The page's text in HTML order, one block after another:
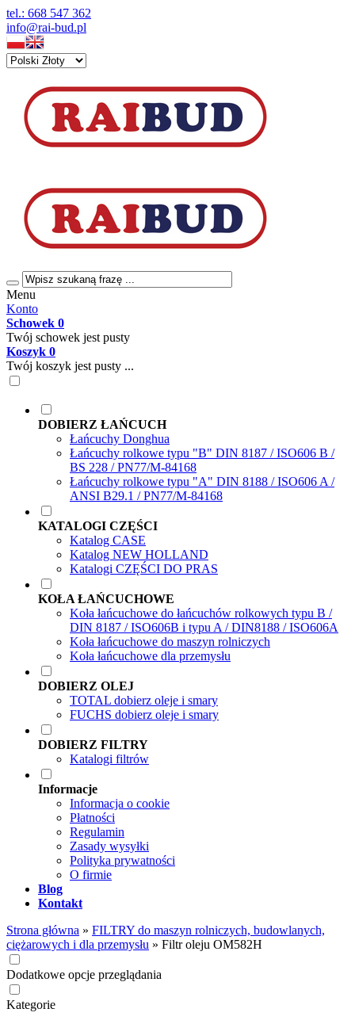
tel.: 668 547 362
info@rai-bud.pl
Menu
Konto
Schowek 0
Twój schowek jest pusty
Koszyk 0
Twój koszyk jest pusty ...
DOBIERZ ŁAŃCUCH
Łańcuchy Donghua
Łańcuchy rolkowe typu "B" DIN 8187 / ISO606 B /
BS 228 / PN77/M-84168
Łańcuchy rolkowe typu "A" DIN 8188 / ISO606 A /
ANSI B29.1 / PN77/M-84168
KATALOGI CZĘŚCI
Katalog CASE
Katalog NEW HOLLAND
Katalogi CZĘŚCI DO PRAS
KOŁA ŁAŃCUCHOWE
Koła łańcuchowe do łańcuchów rolkowych typu B /
DIN 8187 / ISO606B i typu A / DIN8188 / ISO606A
Koła łańcuchowe do maszyn rolniczych
Koła łańcuchowe dla przemysłu
DOBIERZ OLEJ
TOTAL dobierz oleje i smary
FUCHS dobierz oleje i smary
DOBIERZ FILTRY
Katalogi filtrów
Informacje
Informacja o cookie
Płatności
Regulamin
Zasady wysyłki
Polityka prywatności
O firmie
Blog
Kontakt
Strona główna » FILTRY do maszyn rolniczych, budowlanych,
ciężarowych i dla przemysłu » Filtr oleju OM582H
Dodatkowe opcje przeglądania
Kategorie